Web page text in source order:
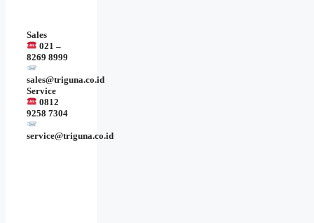
Sales
021 –
8269 8999
sales@triguna.co.id
Service
0812
9258 7304
service@triguna.co.id